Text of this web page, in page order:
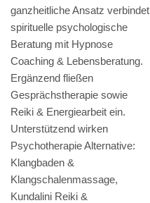
ganzheitliche Ansatz verbindet
spirituelle psychologische
Beratung mit Hypnose
Coaching & Lebensberatung.
Ergänzend fließen
Gesprächstherapie sowie
Reiki & Energiearbeit ein.
Unterstützend wirken
Psychotherapie Alternative:
Klangbaden &
Klangschalenmassage,
Kundalini Reiki &